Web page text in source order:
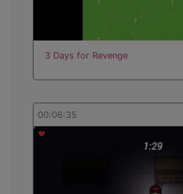
3 Days for Revenge
00:06:35